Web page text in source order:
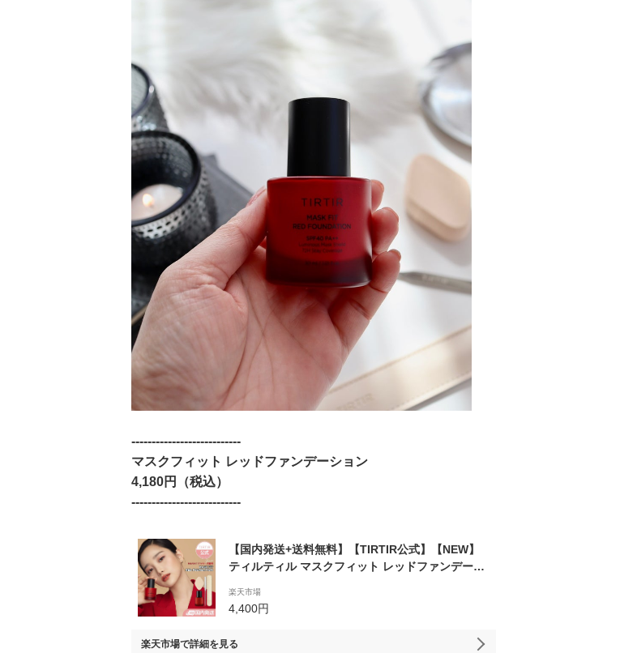
---------------------------
マスクフィット レッドファンデーション
4,180円（税込）
---------------------------
【国内発送+送料無料】【TIRTIR公式】【NEW】
ティルティル マスクフィット レッドファンデーシ
ュラ+スポンジ] MASK FIT RED FOUNDATION 韓
国コスメ／リキッドファンデーション／下地／ベー
楽天市場
4,400円
楽天市場で詳細を見る